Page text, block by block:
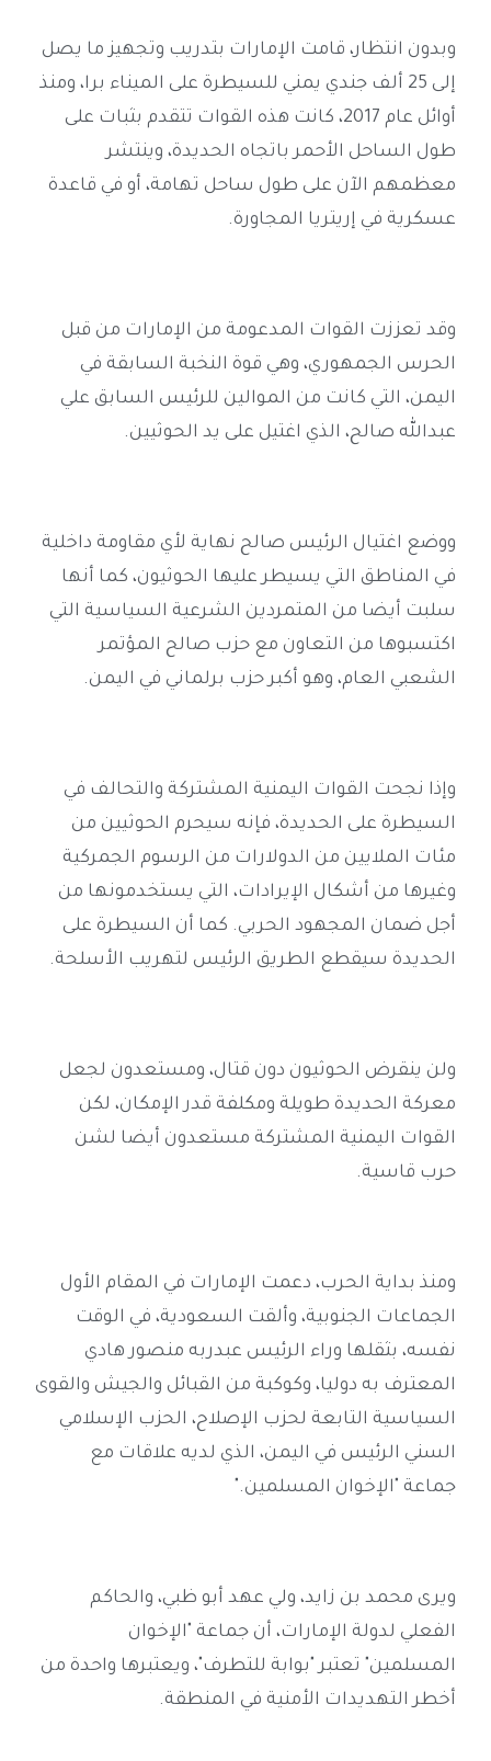
وبدون انتظار، قامت الإمارات بتدريب وتجهيز ما يصل
إلى 25 ألف جندي يمني للسيطرة على الميناء برا، ومنذ
أوائل عام 2017، كانت هذه القوات تتقدم بثبات على
طول الساحل الأحمر باتجاه الحديدة، وينتشر
معظمهم الآن على طول ساحل تهامة، أو في قاعدة
عسكرية في إريتريا المجاورة.
وقد تعززت القوات المدعومة من الإمارات من قبل
الحرس الجمهوري، وهي قوة النخبة السابقة في
اليمن، التي كانت من الموالين للرئيس السابق علي
عبدالله صالح، الذي اغتيل على يد الحوثيين.
ووضع اغتيال الرئيس صالح نهاية لأي مقاومة داخلية
في المناطق التي يسيطر عليها الحوثيون، كما أنها
سلبت أيضا من المتمردين الشرعية السياسية التي
اكتسبوها من التعاون مع حزب صالح المؤتمر
الشعبي العام، وهو أكبر حزب برلماني في اليمن.
وإذا نجحت القوات اليمنية المشتركة والتحالف في
السيطرة على الحديدة، فإنه سيحرم الحوثيين من
مئات الملايين من الدولارات من الرسوم الجمركية
وغيرها من أشكال الإيرادات، التي يستخدمونها من
أجل ضمان المجهود الحربي. كما أن السيطرة على
الحديدة سيقطع الطريق الرئيس لتهريب الأسلحة.
ولن ينقرض الحوثيون دون قتال، ومستعدون لجعل
معركة الحديدة طويلة ومكلفة قدر الإمكان، لكن
القوات اليمنية المشتركة مستعدون أيضا لشن
حرب قاسية.
ومنذ بداية الحرب، دعمت الإمارات في المقام الأول
الجماعات الجنوبية، وألقت السعودية، في الوقت
نفسه، بثقلها وراء الرئيس عبدربه منصور هادي
المعترف به دوليا، وكوكبة من القبائل والجيش والقوى
السياسية التابعة لحزب الإصلاح، الحزب الإسلامي
السني الرئيس في اليمن، الذي لديه علاقات مع
جماعة "الإخوان المسلمين".
ويرى محمد بن زايد، ولي عهد أبو ظبي، والحاكم
الفعلي لدولة الإمارات، أن جماعة "الإخوان
المسلمين" تعتبر "بوابة للتطرف"، ويعتبرها واحدة من
أخطر التهديدات الأمنية في المنطقة.